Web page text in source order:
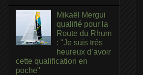
Mikaël Mergui
qualifié pour la
Route du Rhum
: "Je suis très
heureux d’avoir
cette qualification en
poche"